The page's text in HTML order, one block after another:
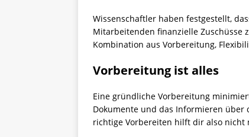
Wissenschaftler haben festgestellt,
Mitarbeitenden finanzielle Zuschüsse
Kombination aus Vorbereitung,
Vorbereitung ist alles
Eine gründliche Vorbereitung
Dokumente und das Informieren über
richtige Vorbereiten hilft dir also nicht